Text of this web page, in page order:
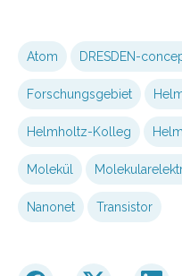
Atom DRESDEN-
Forschungsgebiet
Helmholtz-Kolleg
Molekül
Nanonet Transistor